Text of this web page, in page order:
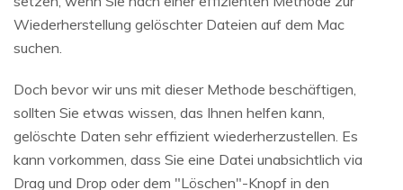
Wiederherstellung gelöschter Dateien auf dem Mac
suchen.
Doch bevor wir uns mit dieser Methode beschäftigen,
sollten Sie etwas wissen, das Ihnen helfen kann,
gelöschte Daten sehr effizient wiederherzustellen. Es
kann vorkommen, dass Sie eine Datei unabsichtlich via
Drag und Drop oder dem "Löschen"-Knopf in den